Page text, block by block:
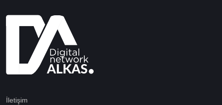
İletişim